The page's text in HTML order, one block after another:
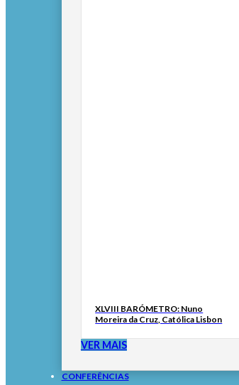
XLVIII BARÓMETRO: Nuno
Moreira da Cruz, Católica Lisbon
VER MAIS
CONFERÊNCIAS